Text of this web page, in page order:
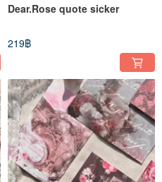
Dear.Rose quote sicker
219฿